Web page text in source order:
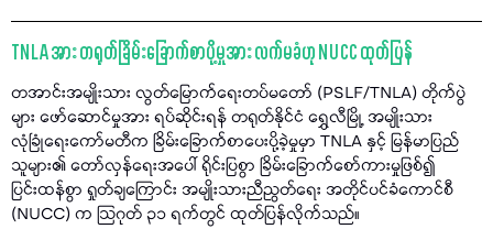
TNLA အား တရုတ်ခြိမ်းခြောက်စာပို့မှုအား လက်မခံဟု NUCC ထုတ်ပြန်
တအာင်းအမျိုးသား လွတ်မြောက်ရေးတပ်မတော် (PSLF/TNLA) တိုက်ပွဲ
များ ဖော်ဆောင်မှုအား ရပ်ဆိုင်းရန် တရုတ်နိုင်ငံ ရွှေလီမြို့ အမျိုးသား
လုံခြုံရေးကော်မတီက ခြိမ်းခြောက်စာပေးပို့ခဲ့မှုမှာ TNLA နှင့် မြန်မာပြည်
သူများ၏ တော်လှန်ရေးအပေါ် ရိုင်းပြစွာ ခြိမ်းခြောက်စော်ကားမှုဖြစ်၍
ပြင်းထန်စွာ ရှုတ်ချကြောင်း အမျိုးသားညီညွတ်ရေး အတိုင်ပင်ခံကောင်စီ
(NUCC) က သြဂုတ် ၃၁ ရက်တွင် ထုတ်ပြန်လိုက်သည်။